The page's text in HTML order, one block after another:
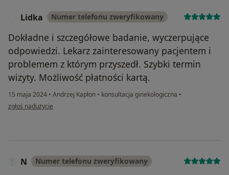
Lidka Numer telefonu zweryfikowany
Dokładne i szczegółowe badanie, wyczerpujące
odpowiedzi. Lekarz zainteresowany pacjentem i
problemem z którym przyszedł. Szybki termin
wizyty. Możliwość płatności kartą.
15 maja 2024 • Andrzej Kapłon • konsultacja ginekologiczna •
w opinii użytkownika Lidka
zgłoś nadużycie
N Numer telefonu zweryfikowany